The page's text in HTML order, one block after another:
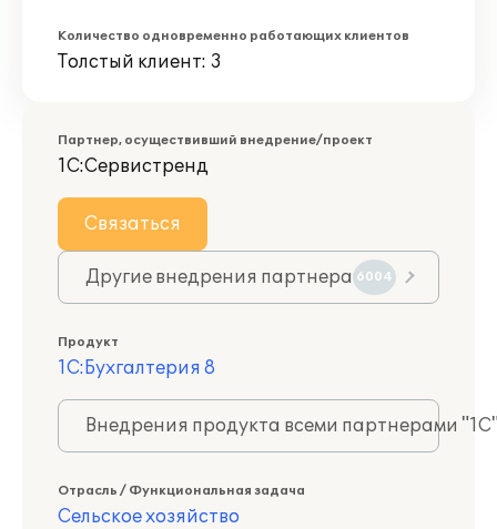
Количество одновременно работающих клиентов
Толстый клиент: 3
Партнер, осуществивший внедрение/проект
1С:Сервистренд
Связаться
Другие внедрения партнера 6004
Продукт
1С:Бухгалтерия 8
Внедрения продукта всеми партнерами
Отрасль / Функциональная задача
Сельское хозяйство